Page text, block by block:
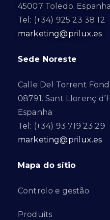
45007 Toledo. Espanha
Tel: (+34) 925 23 38 12
marketing@prilux.es
Sede Noreste
Calle Del Torrent
08791. Sant Llorenç
Espanha
Tel: (+34) 93 719 23 29
marketing@prilux.es
Mapa do sítio
Controlo e gestão
Produits